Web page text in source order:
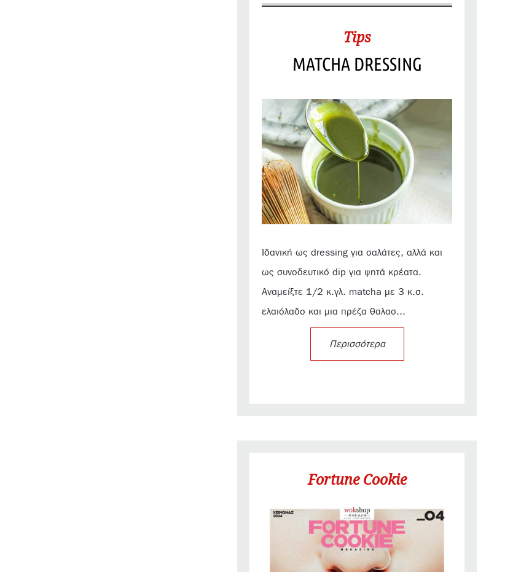
Tips
MATCHA DRESSING
Ιδανική ως dressing για σαλάτες, αλλά και
ως συνοδευτικό dip για ψητά κρέατα.
Αναμείξτε 1/2 κ.γλ. matcha με 3 κ.σ.
ελαιόλαδο και μια πρέζα θαλασ...
Περισσότερα
Fortune Cookie